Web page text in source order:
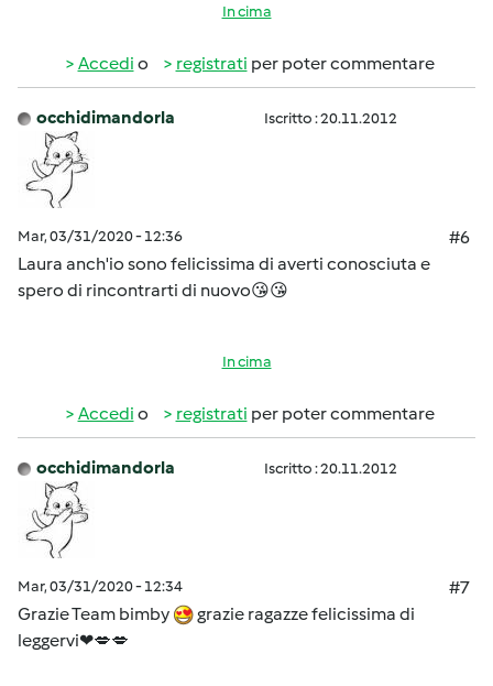
In cima
Accedi o registrati per poter commentare
occhidimandorla Iscritto : 20.11.2012
Mar, 03/31/2020 - 12:36
#6
Laura anch'io sono felicissima di averti conosciuta e
spero di rincontrarti di nuovo😘😘
In cima
Accedi o registrati per poter commentare
occhidimandorla Iscritto : 20.11.2012
Mar, 03/31/2020 - 12:34
#7
Grazie Team bimby
grazie ragazze felicissima di
leggervi❤💋💋